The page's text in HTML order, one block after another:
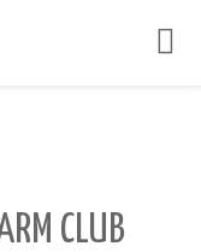
CLUB